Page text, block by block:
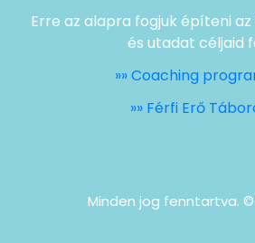
Erre az alapra fogjuk építeni
és utadat céljaid
»» Coaching
»» Férfi Erő
Minden jog fenntartva. ©